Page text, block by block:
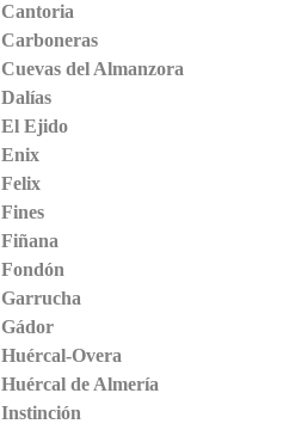
Cantoria
Carboneras
Cuevas del Almanzora
Dalías
El Ejido
Enix
Felix
Fines
Fiñana
Fondón
Garrucha
Gádor
Huércal-Overa
Huércal de Almería
Instinción